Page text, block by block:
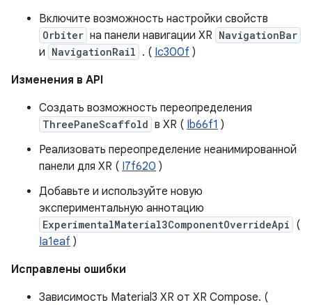
Включите возможность настройки свойств
Orbiter на панели навигации XR NavigationBar
и NavigationRail . ( Ic300f )
Изменения в API
Создать возможность переопределения
ThreePaneScaffold в XR ( Ib66f1 )
Реализовать переопределение неанимированной
панели для XR ( I7f620 )
Добавьте и используйте новую
экспериментальную аннотацию
ExperimentalMaterial3ComponentOverrideApi (
Ia1eaf )
Исправлены ошибки
Зависимость Material3 XR от XR Compose. (